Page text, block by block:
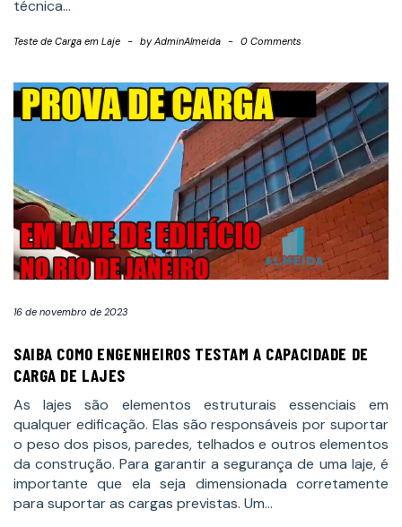
técnica…
Teste de Carga em Laje - byAdminAlmeida - 0 Comments
16 de novembro de 2023
SAIBA COMO ENGENHEIROS TESTAM A CAPACIDADE DE
CARGA DE LAJES
As lajes são elementos estruturais essenciais em
qualquer edificação. Elas são responsáveis por suportar
o peso dos pisos, paredes, telhados e outros elementos
da construção. Para garantir a segurança de uma laje, é
importante que ela seja dimensionada corretamente
para suportar as cargas previstas. Um…